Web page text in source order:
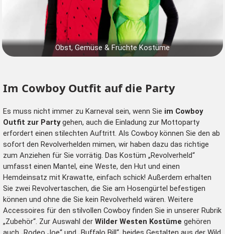
Obst, Gemüse & Früchte Kostüme
Im Cowboy Outfit auf die Party
Es muss nicht immer zu Karneval sein, wenn Sie im Cowboy
Outfit zur Partygehen, auch die Einladung zur Mottoparty
erfordert einen stilechten Auftritt. Als Cowboy können Sie den ab
sofort den Revolverhelden mimen, wir haben dazu das richtige
zum Anziehen für Sie vorrätig. Das Kostüm „Revolverheld“
umfasst einen Mantel, eine Weste, den Hut und einen
Hemdeinsatz mit Krawatte, einfach schick! Außerdem erhalten
Sie zwei Revolvertaschen, die Sie am Hosengürtel befestigen
können und ohne die Sie kein Revolverheld wären. Weitere
Accessoires für den stilvollen Cowboy finden Sie in unserer Rubrik
„Zubehör“. Zur Auswahl der Wilder Westen Kostüme gehören